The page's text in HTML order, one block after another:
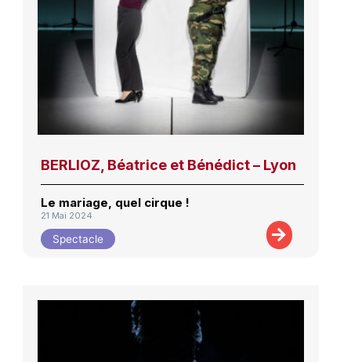
BERLIOZ, Béatrice et Bénédict – Lyon
Le mariage, quel cirque !
21 Mai 2024
Spectacle